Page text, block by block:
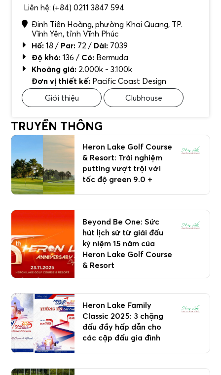
Liên hệ: (+84) 0211 3847 594
Đinh Tiên Hoàng, phường Khai Quang, TP.
Vĩnh Yên, tỉnh Vĩnh Phúc
Hố: 18 / Par: 72 / Dài: 7039
Độ khó: 136 / Cỏ: Bermuda
Khoảng giá: 2.000k - 3.100k
Đơn vị thiết kế: Pacific Coast Design
Giới thiệu
Clubhouse
TRUYỀN THÔNG
Heron Lake Golf Course
& Resort: Trải nghiệm
putting vượt trội với
tốc độ green 9.0 +
Beyond Be One: Sức
hút lịch sử từ giải đấu
kỷ niệm 15 năm của
Heron Lake Golf Course
& Resort
Heron Lake Family
Classic 2025: 3 chặng
đấu đầy hấp dẫn cho
các cặp đấu gia đình